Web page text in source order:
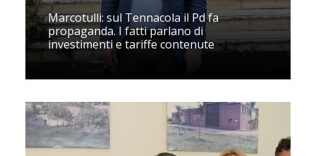
Marcotulli: sul Tennacola il Pd fa
propaganda. I fatti parlano di
investimenti e tariffe contenute